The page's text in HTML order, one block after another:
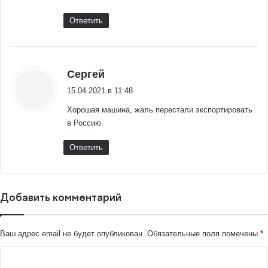
Ответить
Сергей
15.04.2021 в 11:48
Хорошая машина, жаль перестали экспортировать
в Россию.
Ответить
Добавить комментарий
Ваш адрес email не будет опубликован. Обязательные поля помечены *